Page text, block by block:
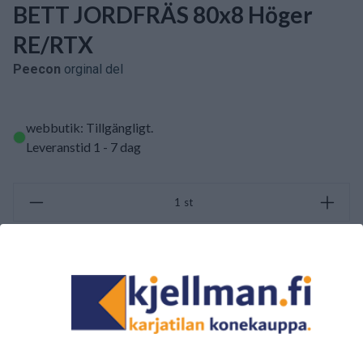
BETT JORDFRÄS 80x8 Höger
RE/RTX
Peecon orginal del
webbutik: Tillgängligt.
Leveranstid 1 - 7 dag
st
SAMMANFATTNING AV RECENSIONER